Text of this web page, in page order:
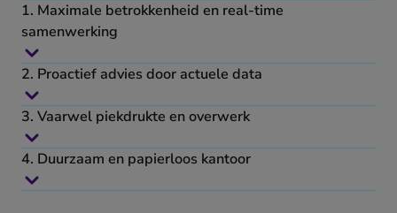
1. Maximale betrokkenheid en real-time
samenwerking
2. Proactief advies door actuele data
3. Vaarwel piekdrukte en overwerk
4. Duurzaam en papierloos kantoor